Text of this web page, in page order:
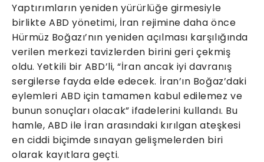
Yaptırımların yeniden yürürlüğe girmesiyle
birlikte ABD yönetimi, İran rejimine daha önce
Hürmüz Boğazı’nın yeniden açılması karşılığında
verilen merkezi tavizlerden birini geri çekmiş
oldu. Yetkili bir ABD’li, “İran ancak iyi davranış
sergilerse fayda elde edecek. İran’ın Boğaz’daki
eylemleri ABD için tamamen kabul edilemez ve
bunun sonuçları olacak” ifadelerini kullandı. Bu
hamle, ABD ile İran arasındaki kırılgan ateşkesi
en ciddi biçimde sınayan gelişmelerden biri
olarak kayıtlara geçti.